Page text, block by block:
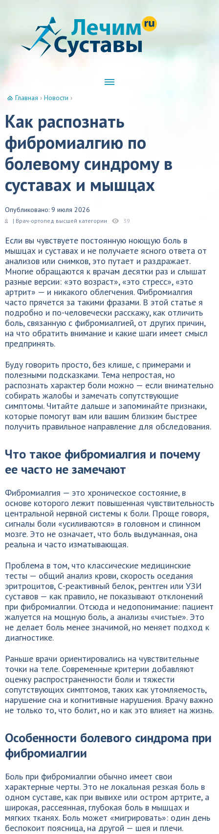
Главная › Новости ›
Как распознать
фибромиалгию по
болевому синдрому в
суставах и мышцах
Опубликовано: 9 июля 2026
| Врач-ортопед высшей категории 39
Если вы чувствуете постоянную ноющую боль в
мышцах и суставах и не получаете ясного ответа от
анализов или снимков, это путает и раздражает.
Многие обращаются к врачам десятки раз и слышат
разные версии: «это возраст», «это стресс», «это
артрит» — и никакого облегчения. Фибромиалгия
часто прячется за такими фразами. В этой статье я
подробно и по-человечески расскажу, как отличить
боль, связанную с фибромиалгией, от других причин,
на что обратить внимание и какие шаги имеет смысл
предпринять.
Буду говорить просто, без клише, с примерами и
полезными подсказками. Тема непростая, но
распознать характер боли можно — если внимательно
собирать жалобы и замечать сопутствующие
симптомы. Читайте дальше и запоминайте признаки,
которые помогут вам или вашим близким быстрее
получить правильное направление для обследования.
Что такое фибромиалгия и почему
ее часто не замечают
Фибромиалгия — это хроническое состояние, в
основе которого лежит повышенная чувствительность
центральной нервной системы к боли. Проще говоря,
сигналы боли «усиливаются» в головном и спинном
мозге. Это не означает, что боль выдуманная, она
реальна и часто изматывающая.
Проблема в том, что классические медицинские
тесты — общий анализ крови, скорость оседания
эритроцитов, С-реактивный белок, рентген или УЗИ
суставов — как правило, не показывают отклонений
при фибромиалгии. Отсюда и недопонимание: пациент
жалуется на мощную боль, а анализы «чистые». Это
не делает боль менее значимой, но меняет подход к
диагностике.
Раньше врачи ориентировались на чувствительные
точки на теле. Современные критерии добавляют
оценку распространенности боли и тяжести
сопутствующих симптомов, таких как утомляемость,
нарушение сна и когнитивные нарушения. Врачу важно
не только то, что болит, но и как это влияет на жизнь.
Особенности болевого синдрома при
фибромиалгии
Боль при фибромиалгии обычно имеет свои
характерные черты. Это не локальная резкая боль в
одном суставе, как при вывихе или остром артрите, а
широкая, рассеянная, глубокая боль в мышцах и
мягких тканях. Боль может «мигрировать»: один день
беспокоит поясница, на другой — шея и плечи.